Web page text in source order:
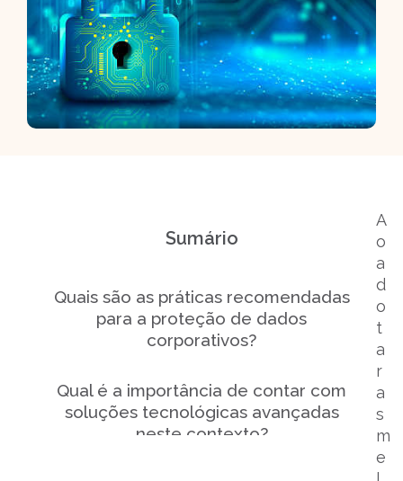
A
o
a
d
o
t
a
r
a
s
m
e
Sumário
Quais são as práticas recomendadas
para a proteção de dados
corporativos?
Qual é a importância de contar com
soluções tecnológicas avançadas
neste contexto?